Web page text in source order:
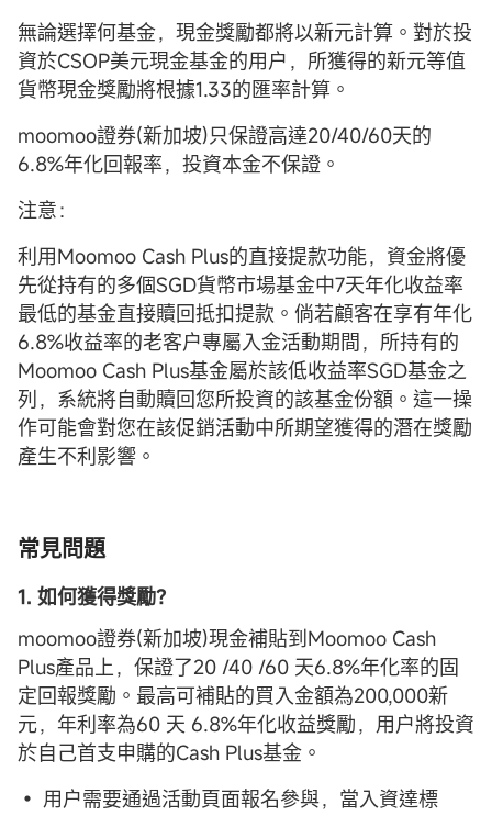
無論選擇何基金，現金獎勵都將以新元計算。對於投
資於CSOP美元現金基金的用户，所獲得的新元等值
貨幣現金獎勵將根據1.33的匯率計算。
moomoo證券(新加坡)只保證高達20/40/60天的
6.8%年化回報率，投資本金不保證。
注意：
利用Moomoo Cash Plus的直接提款功能，資金將優
先從持有的多個SGD貨幣市場基金中7天年化收益率
最低的基金直接贖回抵扣提款。倘若顧客在享有年化
6.8%收益率的老客户專屬入金活動期間，所持有的
Moomoo Cash Plus基金屬於該低收益率SGD基金之
列，系統將自動贖回您所投資的該基金份額。這一操
作可能會對您在該促銷活動中所期望獲得的潛在獎勵
產生不利影響。
常見問題
1. 如何獲得獎勵？
moomoo證券(新加坡)現金補貼到Moomoo Cash
Plus產品上，保證了20 /40 /60 天6.8%年化率的固
定回報獎勵。最高可補貼的買入金額為200,000新
元，年利率為60 天 6.8%年化收益獎勵，用户將投資
於自己首支申購的Cash Plus基金。
• 用户需要通過活動頁面報名參與，當入資達標